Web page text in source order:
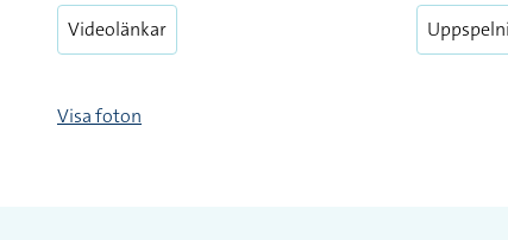
Videolänkar
Visa foton